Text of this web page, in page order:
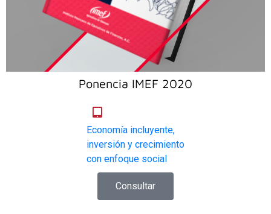
Ponencia IMEF 2020
Economía incluyente,
inversión y crecimiento
con enfoque social
Consultar